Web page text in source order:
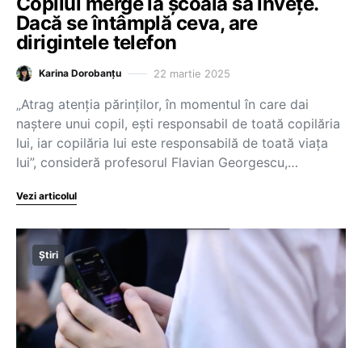
Dacă se întâmplă ceva, are
dirigintele telefon
Karina Dorobanțu 22 martie 2025
„Atrag atenția părinților, în momentul în care dai
naștere unui copil, ești responsabil de toată copilăria
lui, iar copilăria lui este responsabilă de toată viața
lui”, consideră profesorul Flavian Georgescu,…
Vezi articolul
Știri